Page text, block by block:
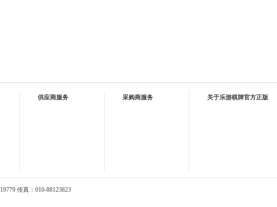
供应商服务 采购商服务 关于乐游棋牌官方正版
传真：010-88123823